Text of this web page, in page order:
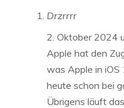
Drzrrrr
2. Oktober 2024
Apple hat den
was Apple in
heute schon bei
Übrigens läuft